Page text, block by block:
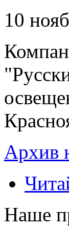
10
Архив
Наше